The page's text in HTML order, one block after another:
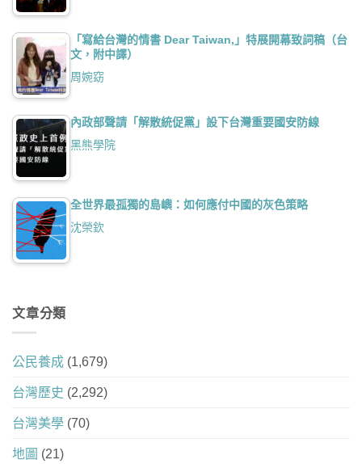
「寫給台灣的情書 Dear Taiwan,」特展開幕致詞稿（台
文，附中譯）
周婉窈
內政部聲請「解散統促黨」設下台灣重要國安防線
黑熊學院
全世界最孤獨的島嶼：如何應付中國的灰色策略
沈榮欽
文章分類
公民養成 (1,679)
台灣歷史 (2,292)
台灣美學 (70)
地圖 (21)